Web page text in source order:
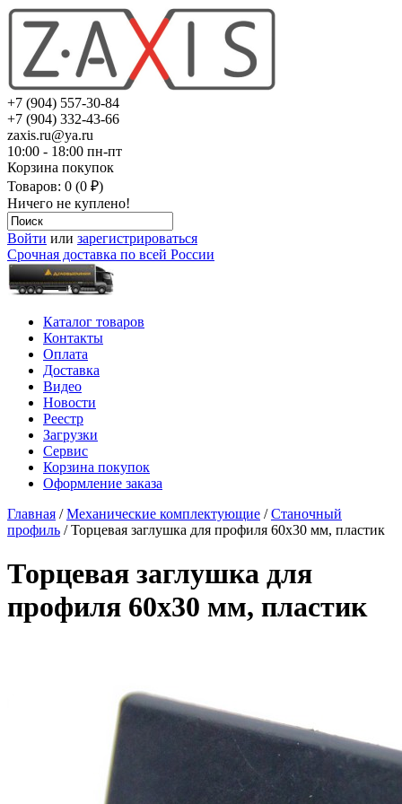
+7 (904) 557-30-84
+7 (904) 332-43-66
zaxis.ru@ya.ru
10:00 - 18:00 пн-пт
Корзина покупок
Товаров: 0 (0 ₽)
Ничего не куплено!
Войти или зарегистрироваться
Срочная доставка по всей России
Каталог товаров
Контакты
Оплата
Доставка
Видео
Новости
Реестр
Загрузки
Сервис
Корзина покупок
Оформление заказа
Главная /Механические комплектующие /Станочный
профиль / Торцевая заглушка для профиля 60x30 мм, пластик
Торцевая заглушка для
профиля 60x30 мм, пластик